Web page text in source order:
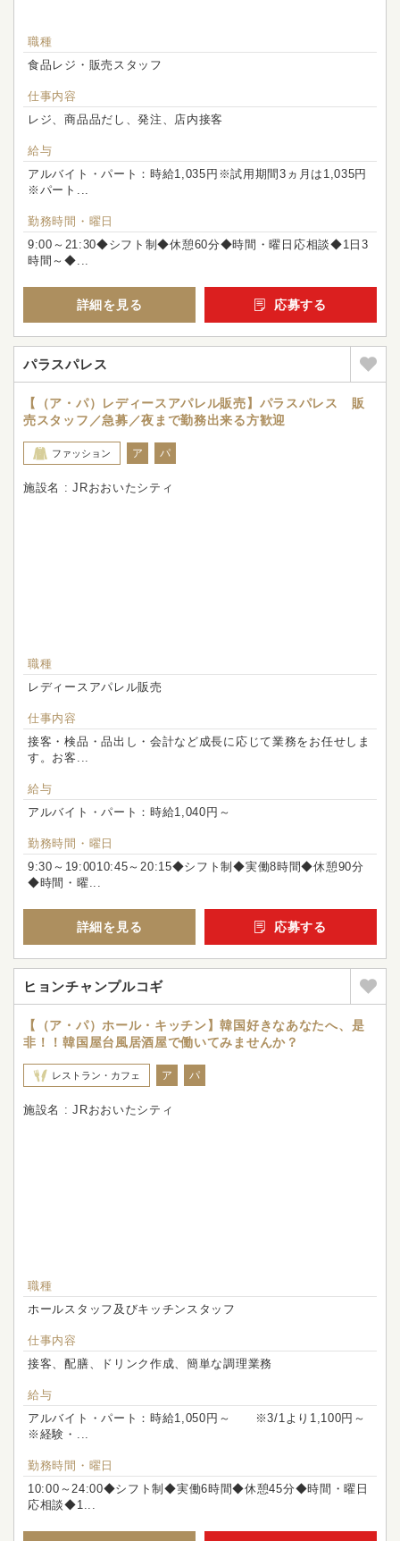
職種
食品レジ・販売スタッフ
仕事内容
レジ、商品品だし、発注、店内接客
給与
アルバイト・パート：時給1,035円※試用期間3ヵ月は1,035円
※パート...
勤務時間・曜日
9:00～21:30◆シフト制◆休憩60分◆時間・曜日応相談◆1日3
時間～◆...
詳細を見る 応募する
パラスパレス
【（ア・パ）レディースアパレル販売】パラスパレス 販
売スタッフ／急募／夜まで勤務出来る方歓迎
ファッション ア パ
施設名 : JRおおいたシティ
職種
レディースアパレル販売
仕事内容
接客・検品・品出し・会計など成長に応じて業務をお任せしま
す。お客...
給与
アルバイト・パート：時給1,040円～
勤務時間・曜日
9:30～19:0010:45～20:15◆シフト制◆実働8時間◆休憩90分
◆時間・曜...
詳細を見る 応募する
ヒョンチャンプルコギ
【（ア・パ）ホール・キッチン】韓国好きなあなたへ、是
非！！韓国屋台風居酒屋で働いてみませんか？
レストラン・カフェ ア パ
施設名 : JRおおいたシティ
職種
ホールスタッフ及びキッチンスタッフ
仕事内容
接客、配膳、ドリンク作成、簡単な調理業務
給与
アルバイト・パート：時給1,050円～ ※3/1より1,100円～
※経験・...
勤務時間・曜日
10:00～24:00◆シフト制◆実働6時間◆休憩45分◆時間・曜日
応相談◆1...